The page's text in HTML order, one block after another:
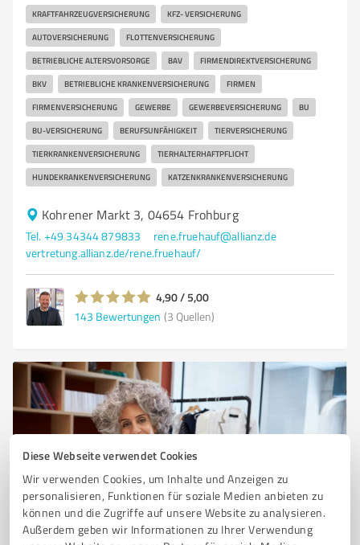
Diese Webseite verwendet Cookies
Wir verwenden Cookies, um Inhalte und Anzeigen zu
personalisieren, Funktionen für soziale Medien anbieten zu
können und die Zugriffe auf unsere Website zu analysieren.
Außerdem geben wir Informationen zu Ihrer Verwendung
KRAFTFAHRZEUGVERSICHERUNG KFZ- VERSICHERUNG
AUTOVERSICHERUNG FLOTTENVERSICHERUNG
BETRIEBLICHE ALTERSVORSORGE BAV FIRMENDIREKTVERSICHERUNG
BKV BETRIEBLICHE KRANKENVERSICHERUNG FIRMEN
FIRMENVERSICHERUNG GEWERBE GEWERBEVERSICHERUNG BU
BU-VERSICHERUNG BERUFSUNFÄHIGKEIT TIERVERSICHERUNG
TIERKRANKENVERSICHERUNG TIERHALTERHAFTPFLICHT
HUNDEKRANKENVERSICHERUNG KATZENKRANKENVERSICHERUNG
Kohrener Markt 3, 04654 Frohburg
Tel. +49 34344 879833
rene.fruehauf@allianz.de
vertretung.allianz.de/rene.fruehauf/
4,90 / 5,00
143 Bewertungen (3 Quellen)
Sie möchten auch hier gelistet werden?